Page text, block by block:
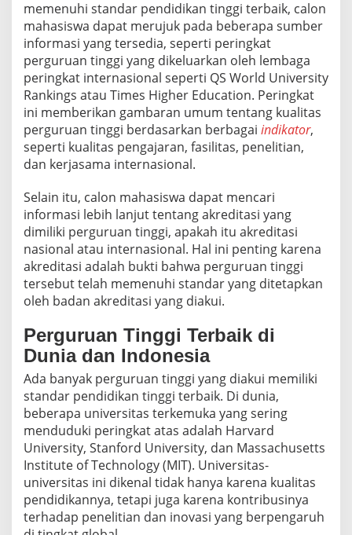
memenuhi standar pendidikan tinggi terbaik, calon
mahasiswa dapat merujuk pada beberapa sumber
informasi yang tersedia, seperti peringkat
perguruan tinggi yang dikeluarkan oleh lembaga
peringkat internasional seperti QS World University
Rankings atau Times Higher Education. Peringkat
ini memberikan gambaran umum tentang kualitas
perguruan tinggi berdasarkan berbagai indikator,
seperti kualitas pengajaran, fasilitas, penelitian,
dan kerjasama internasional.
Selain itu, calon mahasiswa dapat mencari
informasi lebih lanjut tentang akreditasi yang
dimiliki perguruan tinggi, apakah itu akreditasi
nasional atau internasional. Hal ini penting karena
akreditasi adalah bukti bahwa perguruan tinggi
tersebut telah memenuhi standar yang ditetapkan
oleh badan akreditasi yang diakui.
Perguruan Tinggi Terbaik di
Dunia dan Indonesia
Ada banyak perguruan tinggi yang diakui memiliki
standar pendidikan tinggi terbaik. Di dunia,
beberapa universitas terkemuka yang sering
menduduki peringkat atas adalah Harvard
University, Stanford University, dan Massachusetts
Institute of Technology (MIT). Universitas-
universitas ini dikenal tidak hanya karena kualitas
pendidikannya, tetapi juga karena kontribusinya
terhadap penelitian dan inovasi yang berpengaruh